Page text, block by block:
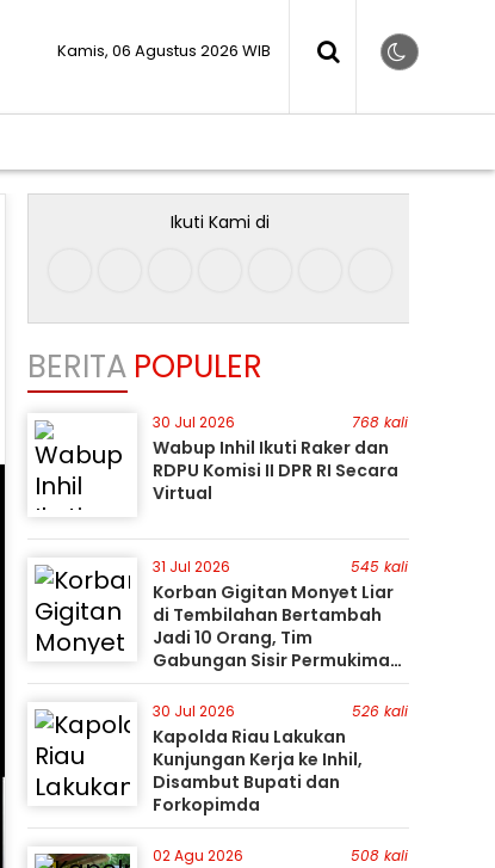
Kamis, 06 Agustus 2026 WIB
Ikuti Kami di
BERITA POPULER
30 Jul 2026 768 kali
Wabup Inhil Ikuti Raker dan
RDPU Komisi II DPR RI Secara
Virtual
31 Jul 2026 545 kali
Korban Gigitan Monyet Liar
di Tembilahan Bertambah
Jadi 10 Orang, Tim
Gabungan Sisir Permukiman
Gunakan Perahu Karet
30 Jul 2026 526 kali
Kapolda Riau Lakukan
Kunjungan Kerja ke Inhil,
Disambut Bupati dan
Forkopimda
02 Agu 2026 508 kali